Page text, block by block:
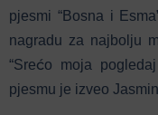
pjesmi “Bosna i
nagradu za najbolju
“Srećo moja
pjesmu je izveo